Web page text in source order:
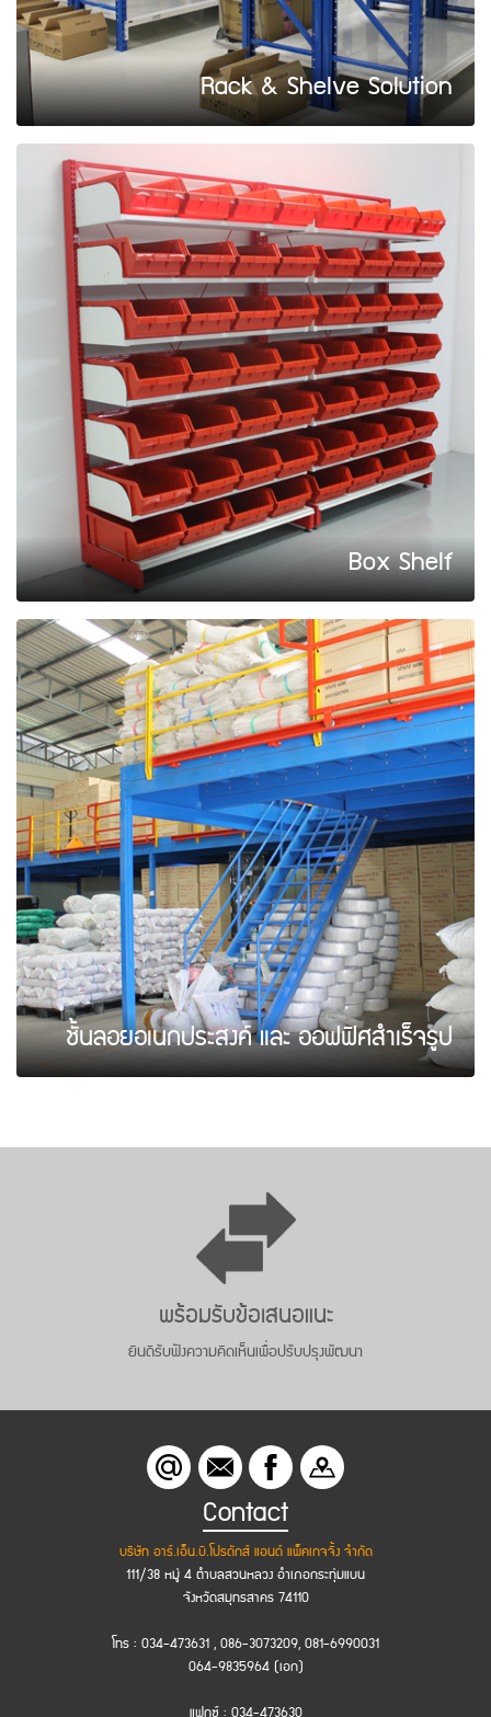
Rack & Shelve Solution
Box Shelf
ชั้นลอยอเนกประสงค์ และ ออฟฟิศสำเร็จรูป
พร้อมรับข้อเสนอแนะ
ยินดีรับฟังความคิดเห็นเพื่อปรับปรุงพัฒนา
Contact
บริษัท อาร์.เอ็น.บี.โปรดักส์ แอนด์ แพ็คเกจจิ้ง จำกัด
111/38 หมู่ 4 ตำบลสวนหลวง อำเภอกระทุ่มแบน
จังหวัดสมุทรสาคร 74110
โทร : 034-473631 , 086-3073209, 081-6990031
064-9835964 (เอก)